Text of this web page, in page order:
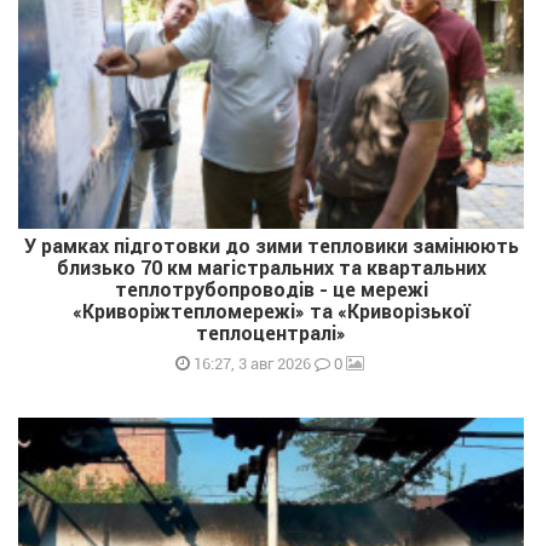
У рамках підготовки до зими тепловики замінюють
близько 70 км магістральних та квартальних
теплотрубопроводів - це мережі
«Криворіжтепломережі» та «Криворізької
теплоцентралі»
16:27, 3 авг 2026 0